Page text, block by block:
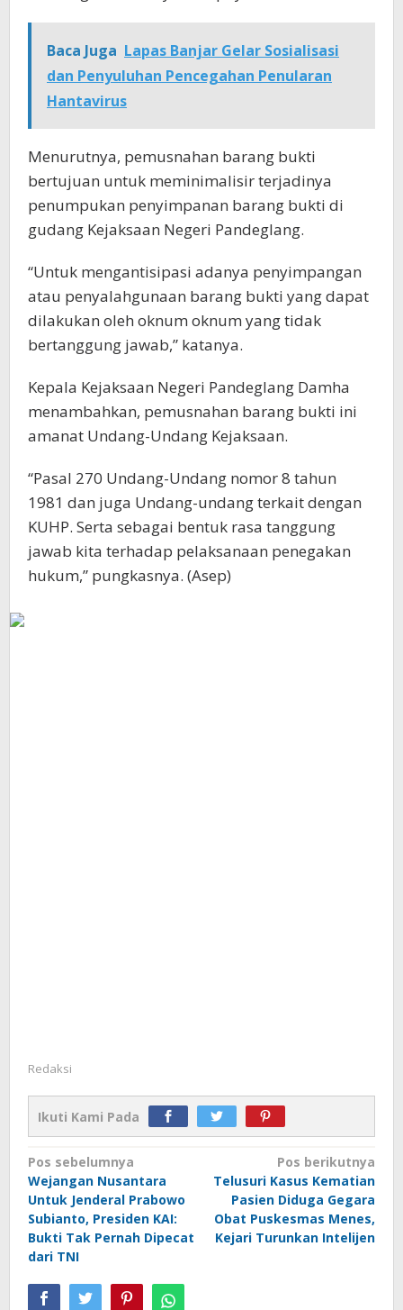
Baca Juga Lapas Banjar Gelar Sosialisasi
dan Penyuluhan Pencegahan Penularan
Hantavirus
Menurutnya, pemusnahan barang bukti
bertujuan untuk meminimalisir terjadinya
penumpukan penyimpanan barang bukti di
gudang Kejaksaan Negeri Pandeglang.
“Untuk mengantisipasi adanya penyimpangan
atau penyalahgunaan barang bukti yang dapat
dilakukan oleh oknum oknum yang tidak
bertanggung jawab,” katanya.
Kepala Kejaksaan Negeri Pandeglang Damha
menambahkan, pemusnahan barang bukti ini
amanat Undang-Undang Kejaksaan.
“Pasal 270 Undang-Undang nomor 8 tahun
1981 dan juga Undang-undang terkait dengan
KUHP. Serta sebagai bentuk rasa tanggung
jawab kita terhadap pelaksanaan penegakan
hukum,” pungkasnya. (Asep)
Redaksi
Ikuti Kami Pada
Navigasi
pos
Pos sebelumnya
Wejangan Nusantara
Untuk Jenderal Prabowo
Subianto, Presiden KAI:
Bukti Tak Pernah Dipecat
dari TNI
Pos berikutnya
Telusuri Kasus Kematian
Pasien Diduga Gegara
Obat Puskesmas Menes,
Kejari Turunkan Intelijen